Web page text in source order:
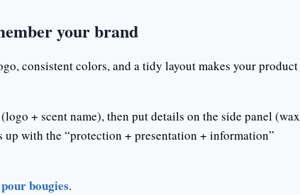
your brand
consistent colors, and a tidy layout makes your product
+ scent name), then put details on the side panel (wax
with the “protection + presentation + information”
bougies.